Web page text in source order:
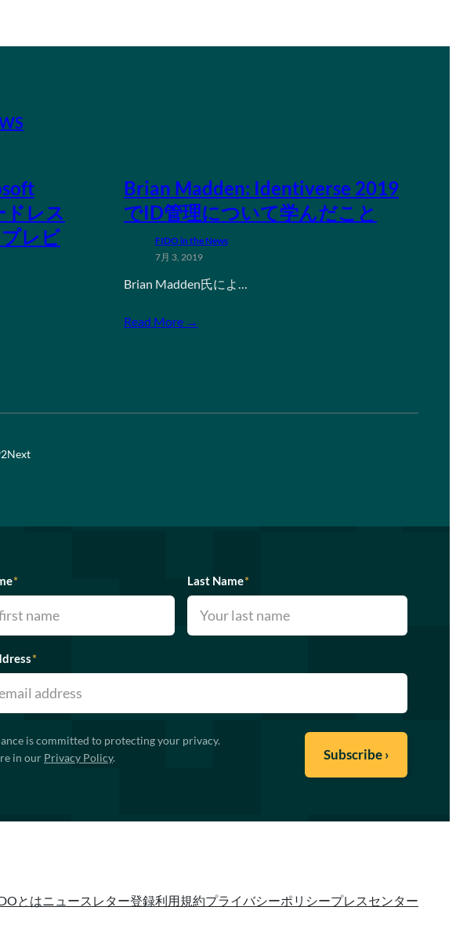
ドレス
レビ
Brian Madden: Identiverse 2019
でID管理について学んだこと
FIDO in the News
7月 3, 2019
Brian Madden氏によ…
Read More →
Next
* Last Name*
*
is committed to protecting your privacy.
in our Privacy Policy.
とはニュースレター登録利用規約プライバシーポリシープレスセンター